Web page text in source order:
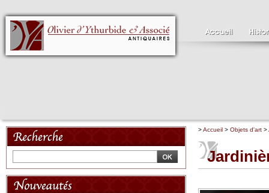
>Accueil > Objets d'art >